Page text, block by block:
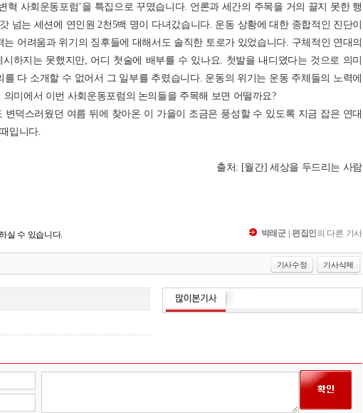
혁 사회운동포럼’을 특집으로 꾸몄습니다. 언론과 세간의 주목을 거의 끌지 못한 행
넘는 세션에 연인원 2천5백 명이 다녀갔습니다. 운동 상황에 대한 종합적인 진단이
는 어려움과 위기의 징후들에 대해서도 솔직한 토로가 있었습니다. 구체적인 연대의
하지는 못했지만, 어디 첫술에 배부를 수 있나요. 첫발을 내디뎠다는 것으로 의미
를 다 소개할 수 없어서 그 일부를 추렸습니다. 운동의 위기는 운동 주체들의 노력에
미에서 이번 사회운동포럼의 논의들을 주목해 보면 어떨까요?
변덕스러웠던 여름 뒤에 찾아온 이 가을이 조금은 풍성할 수 있도록 지금 잡은 연대
입니다.
출처: [월간] 세상을 두드리는 사람
실 수 있습니다. 박래군 | 편집인의 다른 기사
기사수정 기사삭제